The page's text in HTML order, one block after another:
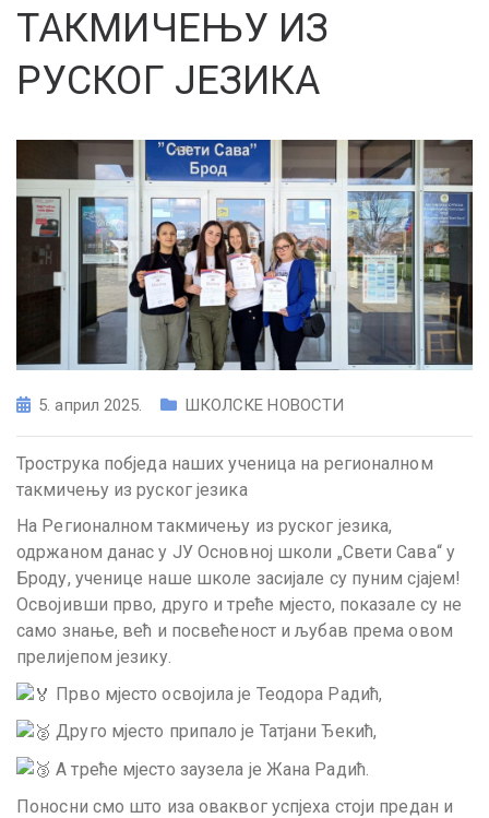
ТАКМИЧЕЊУ ИЗ
РУСКОГ ЈЕЗИКА
5. април 2025. ШКОЛСКЕ НОВОСТИ
Трострука побједа наших ученица на регионалном
такмичењу из руског језика
На Регионалном такмичењу из руског језика,
одржаном данас у ЈУ Основној школи „Свети Сава“ у
Броду, ученице наше школе засијале су пуним сјајем!
Освојивши прво, друго и треће мјесто, показале су не
само знање, већ и посвећеност и љубав према овом
прелијепом језику.
Прво мјесто освојила је Теодора Радић,
Друго мјесто припало је Татјани Ђекић,
А треће мјесто заузела је Жана Радић.
Поносни смо што иза оваквог успјеха стоји предан и